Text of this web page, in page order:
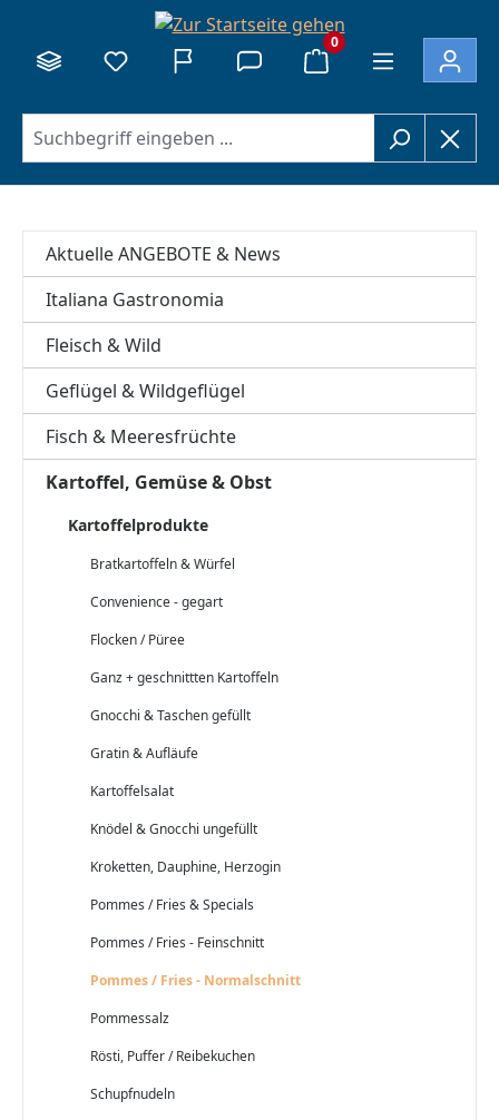
0
Aktuelle ANGEBOTE & News
Italiana Gastronomia
Fleisch & Wild
Geflügel & Wildgeflügel
Fisch & Meeresfrüchte
Kartoffel, Gemüse & Obst
Kartoffelprodukte
Bratkartoffeln & Würfel
Convenience - gegart
Flocken / Püree
Ganz + geschnittten Kartoffeln
Gnocchi & Taschen gefüllt
Gratin & Aufläufe
Kartoffelsalat
Knödel & Gnocchi ungefüllt
Kroketten, Dauphine, Herzogin
Pommes / Fries & Specials
Pommes / Fries - Feinschnitt
Pommes / Fries - Normalschnitt
Pommessalz
Rösti, Puffer / Reibekuchen
Schupfnudeln